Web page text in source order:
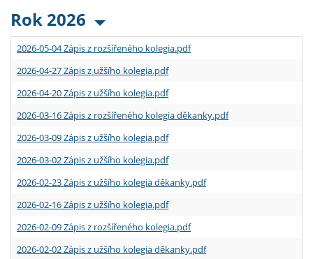
Rok 2026
2026-05-04 Zápis z rozšířeného kolegia.pdf
2026-04-27 Zápis z užšího kolegia.pdf
2026-04-20 Zápis z užšího kolegia.pdf
2026-03-16 Zápis z rozšířeného kolegia děkanky.pdf
2026-03-09 Zápis z užšího kolegia.pdf
2026-03-02 Zápis z užšího kolegia.pdf
2026-02-23 Zápis z užšího kolegia děkanky.pdf
2026-02-16 Zápis z užšího kolegia.pdf
2026-02-09 Zápis z rozšířeného kolegia.pdf
2026-02-02 Zápis z užšího kolegia děkanky.pdf